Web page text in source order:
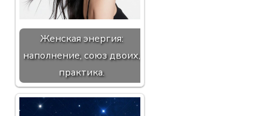
Женская энергия:
наполнение, союз двоих,
практика.